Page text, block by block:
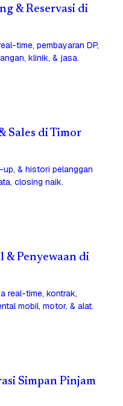
& Reservasi di
time, pembayaran DP,
klinik, & jasa.
Sales di Timor
& histori pelanggan
closing naik.
& Penyewaan di
real-time, kontrak,
mobil, motor, & alat.
Simpan Pinjam